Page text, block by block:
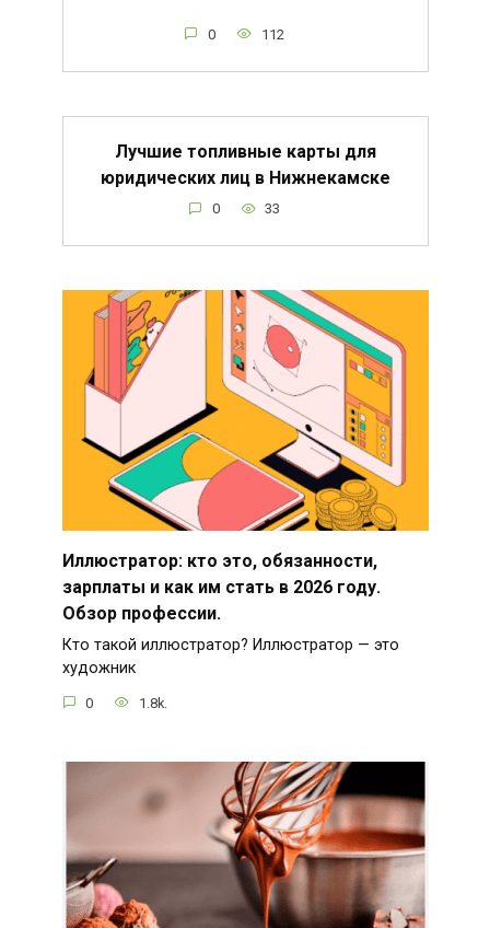
0 112
Лучшие топливные карты для
юридических лиц в Нижнекамске
0 33
Иллюстратор: кто это, обязанности,
зарплаты и как им стать в 2026 году.
Обзор профессии.
Кто такой иллюстратор? Иллюстратор — это
художник
0 1.8k.